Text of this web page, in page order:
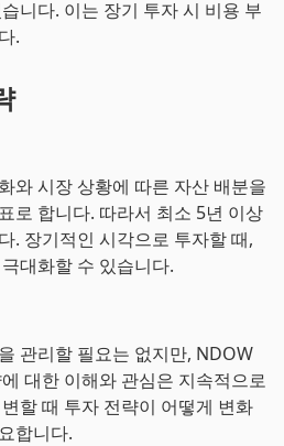
니다. 이는 장기 투자 시 비용 부
.
와 시장 상황에 따른 자산 배분을
로 합니다. 따라서 최소 5년 이상
. 장기적인 시각으로 투자할 때,
대화할 수 있습니다.
관리할 필요는 없지만, NDOW
대한 이해와 관심은 지속적으로
할 때 투자 전략이 어떻게 변화
합니다.